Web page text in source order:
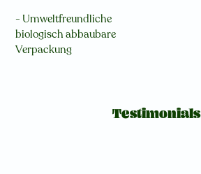
- Umweltfreundliche
biologisch abbaubare
Verpackung
Testimonials